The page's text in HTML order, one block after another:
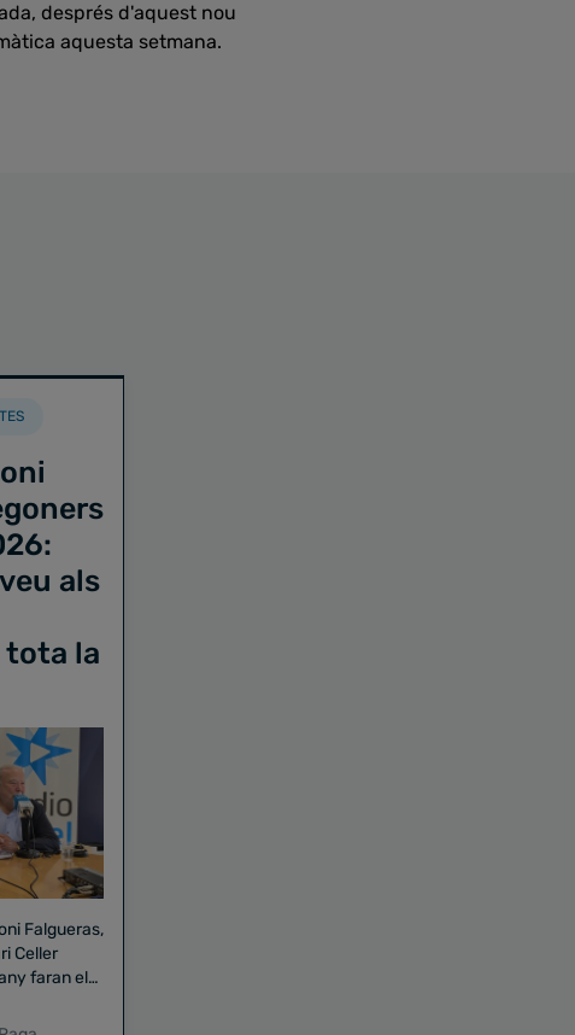
després d'aquest nou
aquesta setmana.
als
tota la
Falgueras,
faran el